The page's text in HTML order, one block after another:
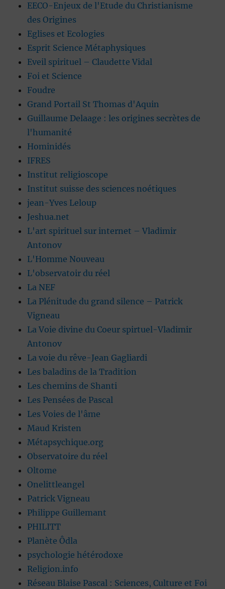
EECO-Enjeux de l'Etude du Christianisme
des Origines
Eglises et Ecologies
Esprit Science Métaphysiques
Eveil spirituel – Claudette Vidal
Foi et Science
Foudre
Grand Portail St Thomas d'Aquin
Guillaume Delaage : les origines secrètes de
l'humanité
Hominidés
IFRES
Institut religioscope
Institut suisse des sciences noétiques
jean-Yves Leloup
Jeshua.net
L'art spirituel sur internet – Vladimir
Antonov
L'Homme Nouveau
L'observatoir du réel
La NEF
La Plénitude du grand silence – Patrick
Vigneau
La Voie divine du Coeur spirtuel-Vladimir
Antonov
La voie du rêve-Jean Gagliardi
Les baladins de la Tradition
Les chemins de Shanti
Les Pensées de Pascal
Les Voies de l'âme
Maud Kristen
Métapsychique.org
Observatoire du réel
Oltome
Onelittleangel
Patrick Vigneau
Philippe Guillemant
PHILITT
Planète Ôdla
psychologie hétérodoxe
Religion.info
Réseau Blaise Pascal : Sciences, Culture et Foi